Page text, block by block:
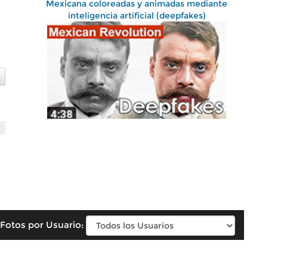
Mexicana coloreadas y animadas mediante
inteligencia artificial (deepfakes)
Fotos por Usuario: